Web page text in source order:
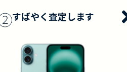
すばやく査定します